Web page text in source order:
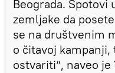
Beograda. Spotovi
zemljake da
se na društvenim
o čitavoj
ostvariti“, naveo je